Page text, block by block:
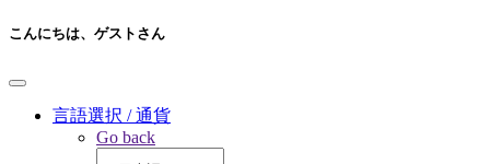
こんにちは、 ゲストさん
言語選択 / 通貨
Go back